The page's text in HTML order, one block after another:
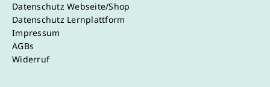
Datenschutz Webseite/Shop
Datenschutz Lernplattform
Impressum
AGBs
Widerruf